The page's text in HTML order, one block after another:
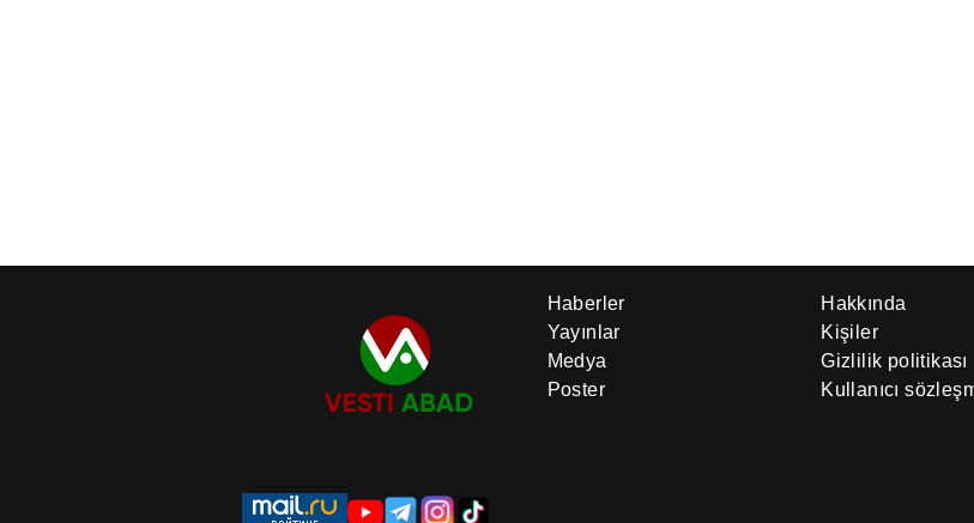
Haberler
Yayınlar
Medya
Poster
Hakkında
Kişiler
Gizlilik politikası
Kullanıcı